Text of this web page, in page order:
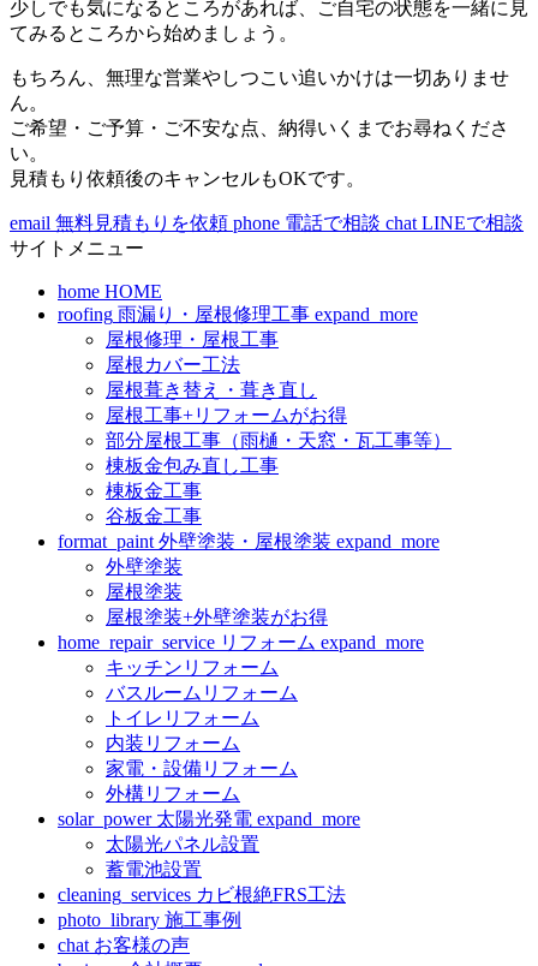
少しでも気になるところがあれば、ご自宅の状態を一緒に見
てみるところから始めましょう。
もちろん、無理な営業やしつこい追いかけは一切ありませ
ん。
ご希望・ご予算・ご不安な点、納得いくまでお尋ねくださ
い。
見積もり依頼後のキャンセルもOKです。
email 無料見積もりを依頼 phone 電話で相談 chat LINEで相談
サイトメニュー
home HOME
roofing 雨漏り・屋根修理工事 expand_more
屋根修理・屋根工事
屋根カバー工法
屋根葺き替え・葺き直し
屋根工事+リフォームがお得
部分屋根工事（雨樋・天窓・瓦工事等）
棟板金包み直し工事
棟板金工事
谷板金工事
format_paint 外壁塗装・屋根塗装 expand_more
外壁塗装
屋根塗装
屋根塗装+外壁塗装がお得
home_repair_service リフォーム expand_more
キッチンリフォーム
バスルームリフォーム
トイレリフォーム
内装リフォーム
家電・設備リフォーム
外構リフォーム
solar_power 太陽光発電 expand_more
太陽光パネル設置
蓄電池設置
cleaning_services カビ根絶FRS工法
photo_library 施工事例
chat お客様の声